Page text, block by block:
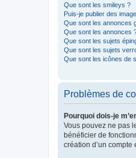
Que sont les smileys ?
Puis-je publier des
Que sont les annonces
Que sont les annonces
Que sont les sujets
Que sont les sujets
Que sont les icônes de
Problèmes de
Pourquoi dois-je
Vous pouvez ne pas
bénéficier de
création d’un compte